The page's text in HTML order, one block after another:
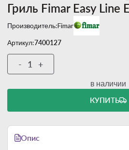
Гриль Fimar Easy Line
Производитель:Fimar
Артикул:7400127
- +
в наличии
КУПИТЬ
Опис